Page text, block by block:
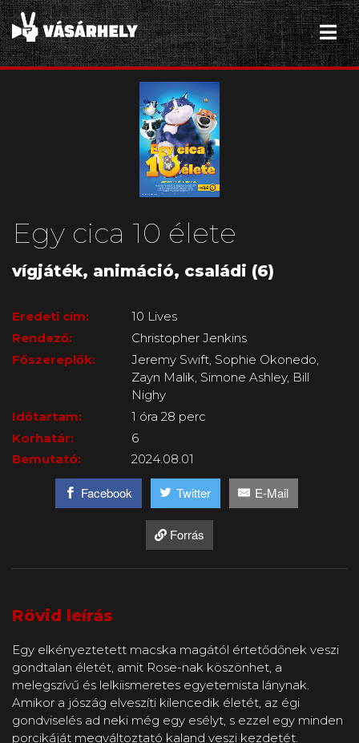
Egy cica 10 élete
vígjáték, animáció, családi (6)
Eredeti cím:
10 Lives
Rendező:
Christopher Jenkins
Főszereplők:
Jeremy Swift, Sophie Okonedo,
Zayn Malik, Simone Ashley, Bill
Nighy
Időtartam:
1 óra 28 perc
Korhatár:
6
Bemutató:
2024.08.01
Facebook Twitter E-Mail
Forrás
Rövid leírás
Egy elkényeztetett macska magától értetődőnek veszi
gondtalan életét, amit Rose-nak köszönhet, a
melegszívű és lelkiismeretes egyetemista lánynak.
Amikor a jószág elveszíti kilencedik életét, az égi
gondviselés ad neki még egy esélyt, s ezzel egy minden